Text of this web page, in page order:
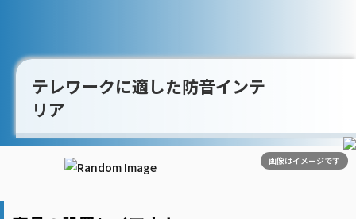
テレワークに適した防音インテ
リア
画像はイメージです